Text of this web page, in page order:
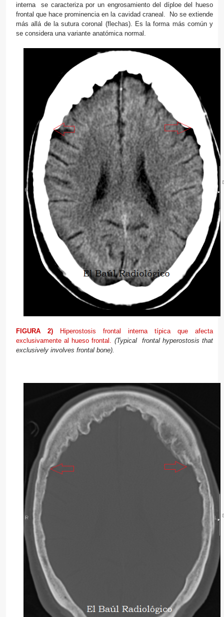
interna se caracteriza por un engrosamiento del díploe del hueso
frontal que hace prominencia en la cavidad craneal. No se extiende
más allá de la sutura coronal (flechas). Es la forma más común y
se considera una variante anatómica normal.
FIGURA 2) Hiperostosis frontal interna típica que afecta
exclusivamente al hueso frontal.
(Typical frontal hyperostosis that
exclusively involves frontal bone).